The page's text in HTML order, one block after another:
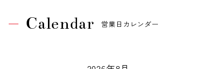
Calendar 営業日カレンダー